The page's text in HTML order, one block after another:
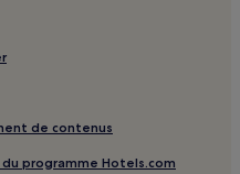
de contenus
programme Hotels.com